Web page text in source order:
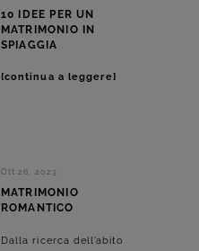
10 IDEE PER UN
MATRIMONIO IN
SPIAGGIA
[continua a leggere]
Ott 26, 2023
MATRIMONIO
ROMANTICO
Dalla ricerca dell’abito